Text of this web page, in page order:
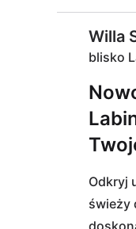
Willa
blisko
Odkryj
świeży